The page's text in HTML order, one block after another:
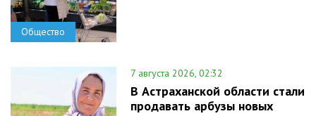
Общество
7 августа 2026, 02:32
В Астраханской области стали
продавать арбузы новых